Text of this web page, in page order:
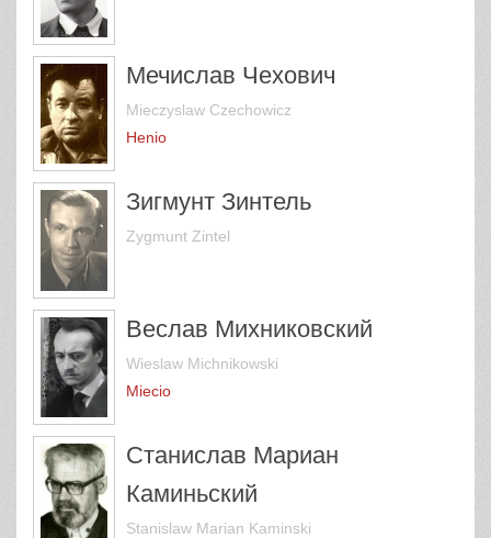
Мечислав Чехович
Mieczyslaw Czechowicz
Henio
Зигмунт Зинтель
Zygmunt Zintel
Веслав Михниковский
Wieslaw Michnikowski
Miecio
Станислав Мариан
Каминьский
Stanislaw Marian Kaminski